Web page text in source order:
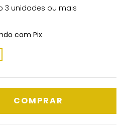
3 unidades ou mais
com Pix